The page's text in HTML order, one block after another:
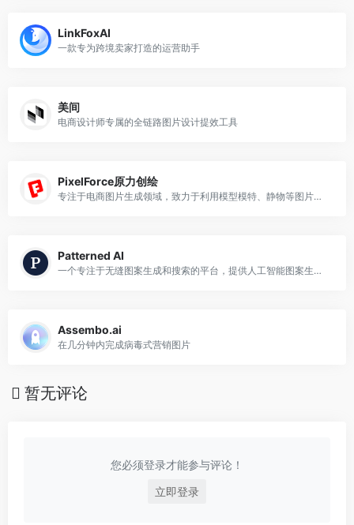
LinkFoxAI
一款专为跨境卖家打造的运营助手
美间
电商设计师专属的全链路图片设计提效工具
PixelForce原力创绘
专注于电商图片生成领域，致力于利用模型模特、静物等图片，通过搭载AI智能技术高效地生成真人模特穿搭图等商业用途的图片
Patterned AI
一个专注于无缝图案生成和搜索的平台，提供人工智能图案生成功能和大量免版税图案库
Assembo.ai
在几分钟内完成病毒式营销图片
暂无评论
您必须登录才能参与评论！
立即登录